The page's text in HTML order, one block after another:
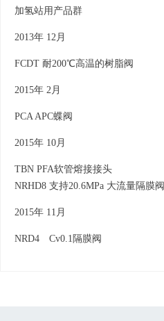
加氢站用产品群
2013年 12月
FCDT 耐200℃高温的树脂阀
2015年 2月
PCA APC蝶阀
2015年 10月
TBN PFA软管熔接接头
NRHD8 支持20.6MPa 大流量隔膜阀
2015年 11月
NRD4 Cv0.1隔膜阀